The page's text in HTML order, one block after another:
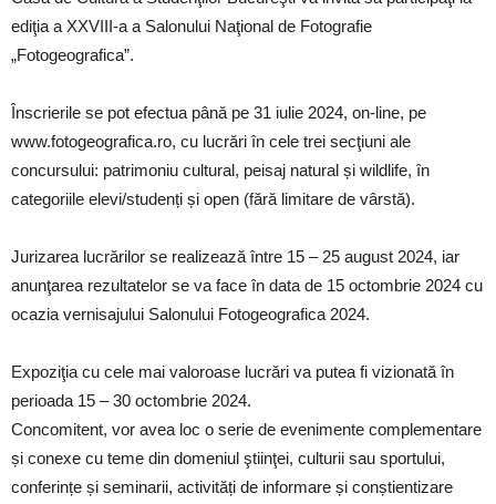
ediţia a XXVIII-a a Salonului Naţional de Fotografie
„Fotogeografica”.
Înscrierile se pot efectua până pe 31 iulie 2024, on-line, pe
www.fotogeografica.ro, cu lucrări în cele trei secţiuni ale
concursului: patrimoniu cultural, peisaj natural și wildlife, în
categoriile elevi/studenți și open (fără limitare de vârstă).
Jurizarea lucrărilor se realizează între 15 – 25 august 2024, iar
anunţarea rezultatelor se va face în data de 15 octombrie 2024 cu
ocazia vernisajului Salonului Fotogeografica 2024.
Expoziţia cu cele mai valoroase lucrări va putea fi vizionată în
perioada 15 – 30 octombrie 2024.
Concomitent, vor avea loc o serie de evenimente complementare
și conexe cu teme din domeniul ştiinţei, culturii sau sportului,
conferințe și seminarii, activități de informare și conștientizare